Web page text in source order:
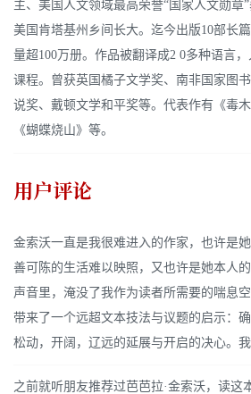
主、美国人文领域最高荣誉“国家人文勋章
美国肯塔基州乡间长大。迄今出版10部长
量超100万册。作品被翻译成2 0多种语言
课程。曾获英国橘子文学奖、南非国家图
说奖、戴顿文学和平奖等。代表作有《毒
《蝴蝶烧山》等。
用户评论
金索沃一直是我很难进入的作家，也许是
善可陈的生活难以映照，又也许是她本人
声音里，淹没了我作为读者所需要的喘息
带来了一个远超文本技法与议题的启示：
松动，开阔，辽远的延展与开启的决心。我
之前就听朋友推荐过芭芭拉·金索沃，读这